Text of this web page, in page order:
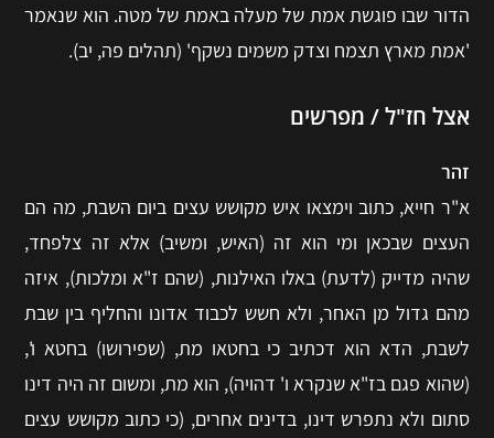
הדור שבו פוגשת אמת של מעלה באמת של מטה. הוא שנאמר
'אמת מארץ תצמח וצדק משמים נשקף' (תהלים פה, יב).
אצל חז"ל / מפרשים
זהר
א"ר חייא, כתוב וימצאו איש מקושש עצים ביום השבת, מה הם
העצים שבכאן ומי הוא זה (האיש, ומשיב) אלא זה צלפחד,
שהיה מדייק (לדעת) באלו האילנות, (שהם ז"א ומלכות), איזה
מהם גדול מן האחר, ולא חשש לכבוד אדונו והחליף בין שבת
לשבת, הדא הוא דכתיב כי בחטאו מת, (שפירושו) בחטא ו',
(שהוא פגם בז"א שנקרא ו' דהויה), הוא מת, ומשום זה היה דינו
סתום ולא נתפרש דינו, בדינים אחרים, (כי כתוב מקושש עצים